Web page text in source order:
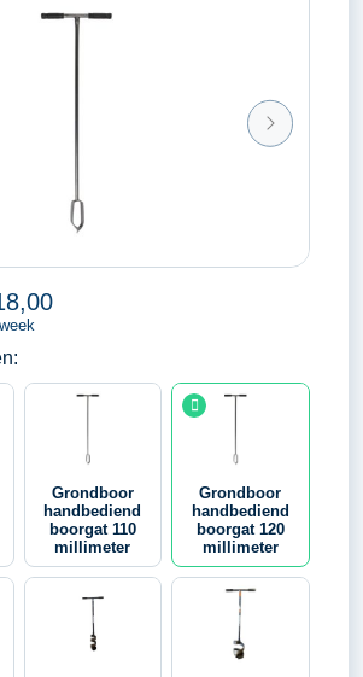
Grondboor
handbediend
boorgat 110
millimeter
Grondboor
handbediend
boorgat 120
millimeter